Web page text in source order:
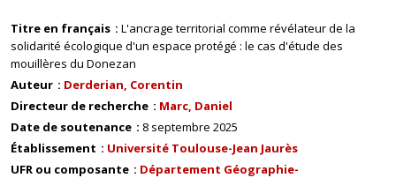
Titre en français
L'ancrage territorial comme révélateur de la
solidarité écologique d'un espace protégé : le cas d'étude des
mouillères du Donezan
Auteur
Derderian, Corentin
Directeur de recherche
Marc, Daniel
Date de soutenance
8 septembre 2025
Établissement
Université Toulouse-Jean Jaurès
UFR ou composante
Département Géographie-